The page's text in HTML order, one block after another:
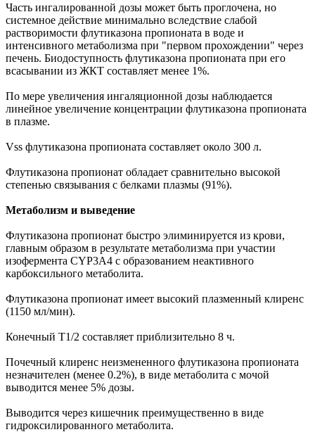
Часть ингалированной дозы может быть проглочена, но
системное действие минимально вследствие слабой
растворимости флутиказона пропионата в воде и
интенсивного метаболизма при "первом прохождении" через
печень. Биодоступность флутиказона пропионата при его
всасывании из ЖКТ составляет менее 1%.
По мере увеличения ингаляционной дозы наблюдается
линейное увеличение концентрации флутиказона пропионата
в плазме.
Vss флутиказона пропионата составляет около 300 л.
Флутиказона пропионат обладает сравнительно высокой
степенью связывания с белками плазмы (91%).
Метаболизм и выведение
Флутиказона пропионат быстро элиминируется из крови,
главным образом в результате метаболизма при участии
изофермента CYP3A4 с образованием неактивного
карбоксильного метаболита.
Флутиказона пропионат имеет высокий плазменный клиренс
(1150 мл/мин).
Конечный T1/2 составляет приблизительно 8 ч.
Почечный клиренс неизмененного флутиказона пропионата
незначителен (менее 0.2%), в виде метаболита с мочой
выводится менее 5% дозы.
Выводится через кишечник преимущественно в виде
гидроксилированного метаболита.